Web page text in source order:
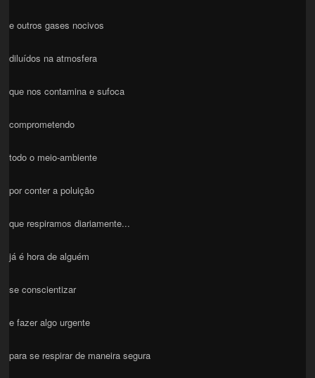
e outros gases nocivos
diluídos na atmosfera
que nos contamina e sufoca
comprometendo
todo o meio-ambiente
por conter a poluição
que respiramos diariamente...
já é hora de alguém
se conscientizar
e fazer algo urgente
para se respirar de maneira segura